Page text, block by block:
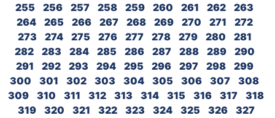
255
256 257 258 259 260 261 262
263
264
265 266 267 268 269 270 271
272
273
274 275 276 277 278 279 280
281
282
283 284 285 286 287 288 289
290
291
292 293 294 295 296 297 298
299
300
301 302 303 304 305 306 307
308
309
310 311 312 313 314 315 316 317
318
319
320 321 322 323 324 325 326
327